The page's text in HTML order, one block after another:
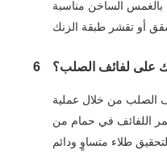
بالغمس الساخن مناسبة
6 على لفائف الصلب؟
الصلب من خلال عملية
اللفائف في حمام من